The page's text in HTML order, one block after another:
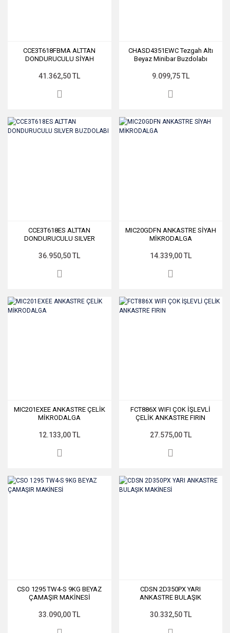
CCE3T618FBMA ALTTAN
DONDURUCULU SİYAH
41.362,50 TL
CHASD4351EWC Tezgah Altı
Beyaz Minibar Buzdolabı
9.099,75 TL
CCE3T618ES ALTTAN
DONDURUCULU SILVER
36.950,50 TL
MIC20GDFN ANKASTRE SİYAH
MİKRODALGA
14.339,00 TL
MIC201EXEE ANKASTRE ÇELİK
MİKRODALGA
12.133,00 TL
FCT886X WIFI ÇOK İŞLEVLİ
ÇELİK ANKASTRE FIRIN
27.575,00 TL
CSO 1295 TW4-S 9KG BEYAZ
ÇAMAŞIR MAKİNESİ
33.090,00 TL
CDSN 2D350PX YARI
ANKASTRE BULAŞIK
30.332,50 TL